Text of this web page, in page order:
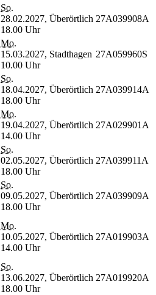
So.
28.02.2027,
18.00 Uhr
Überörtlich 27A039908A
Mo.
15.03.2027,
10.00 Uhr
Stadthagen 27A059960S
So.
18.04.2027,
18.00 Uhr
Überörtlich 27A039914A
Mo.
19.04.2027,
14.00 Uhr
Überörtlich 27A029901A
So.
02.05.2027,
18.00 Uhr
Überörtlich 27A039911A
So.
09.05.2027,
18.00 Uhr
Überörtlich 27A039909A
Mo.
10.05.2027,
14.00 Uhr
Überörtlich 27A019903A
So.
13.06.2027,
18.00 Uhr
Überörtlich 27A019920A